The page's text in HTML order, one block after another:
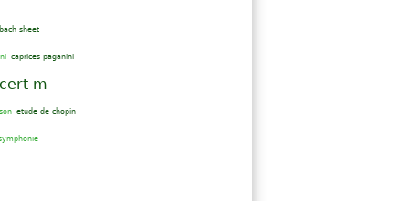
bach sheet
caprices paganini
m
etude de chopin